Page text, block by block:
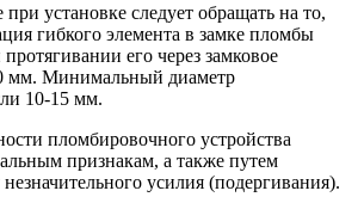
установке следует обращать на то,
гибкого элемента в замке пломбы
его через замковое
мм. Минимальный диаметр
10-15 мм.
пломбировочного устройства
признакам, а также путем
усилия (подергивания).